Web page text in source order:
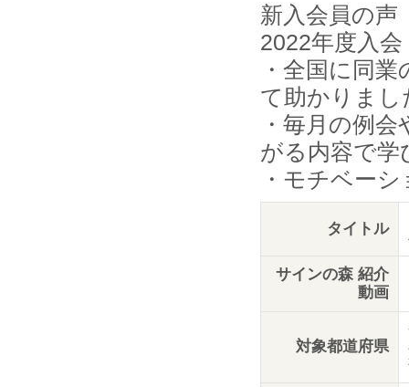
新入会員の
2022年度入会
・全国に同
て助かりまし
・毎月の例
がる内容で
・モチベー
タイトル
サインの森 紹介
動画
対象都道府県